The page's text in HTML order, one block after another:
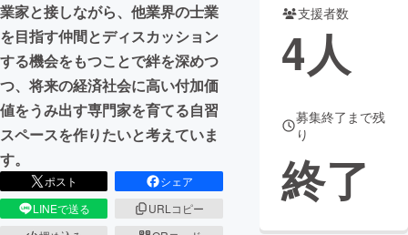
CAMPFIREふるさと納税machi-ya コミュニティ
業家と接しながら、他業界の士業
を目指す仲間とディスカッション
する機会をもつことで絆を深めつ
つ、将来の経済社会に高い付加価
値をうみ出す専門家を育てる自習
スペースを作りたいと考えていま
す。
ポスト
シェア
LINEで送る
URLコピー
支援者数
4人
募集終了まで残
り
終了